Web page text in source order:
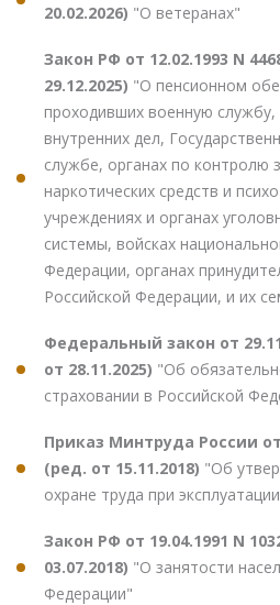
20.02.2026) "О ветеранах"
Закон РФ от 12.02.1993 N
29.12.2025) "О пенсионном
проходивших военную службу,
внутренних дел,
службе, органах по контролю
наркотических средств и
учреждениях и органах
системы, войсках
Федерации, органах
Российской Федерации, и их
Федеральный закон от
от 28.11.2025) "Об
страховании в Российской
Приказ Минтруда России от
(ред. от 15.11.2018) "Об
охране труда при
Закон РФ от 19.04.1991 N
03.07.2018) "О занятости
Федерации"